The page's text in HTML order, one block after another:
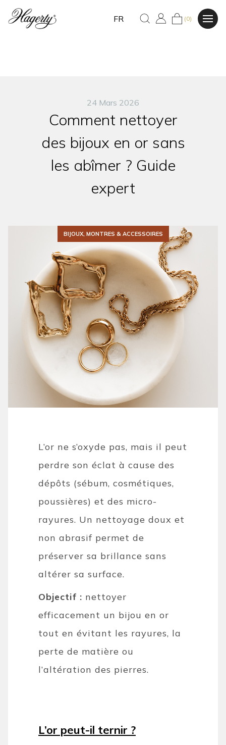
FR (0)
24 Mars 2026
Comment nettoyer
des bijoux en or sans
les abîmer ? Guide
expert
BIJOUX, MONTRES & ACCESSOIRES
L’or ne s’oxyde pas, mais il peut
perdre son éclat à cause des
dépôts (sébum, cosmétiques,
poussières) et des micro-
rayures. Un nettoyage doux et
non abrasif permet de
préserver sa brillance sans
altérer sa surface.
Objectif : nettoyer
efficacement un bijou en or
tout en évitant les rayures, la
perte de matière ou
l’altération des pierres.
L’or peut-il ternir ?